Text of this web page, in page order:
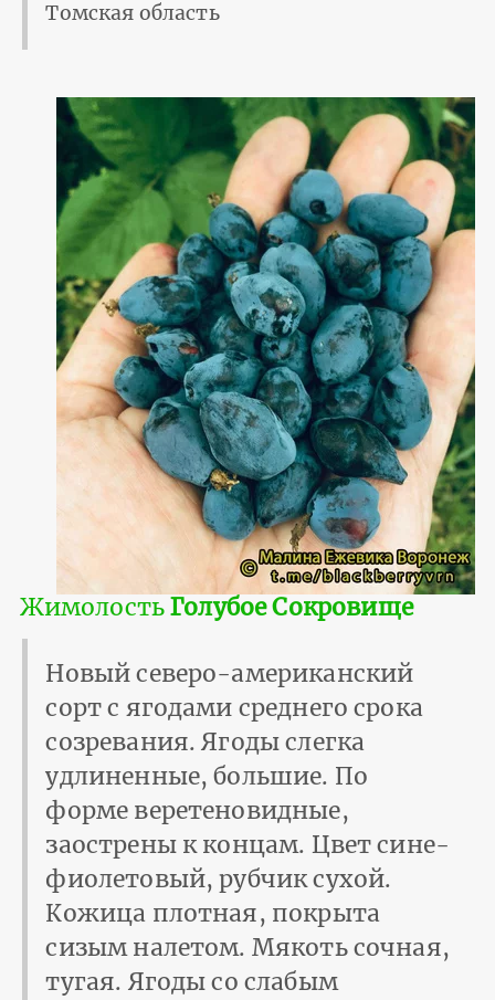
Томская область
ЖимолостьГолубое Сокровище
Новый северо-американский
сорт с ягодами среднего срока
созревания. Ягоды слегка
удлиненные, большие. По
форме веретеновидные,
заострены к концам. Цвет сине-
фиолетовый, рубчик сухой.
Кожица плотная, покрыта
сизым налетом. Мякоть сочная,
тугая. Ягоды со слабым